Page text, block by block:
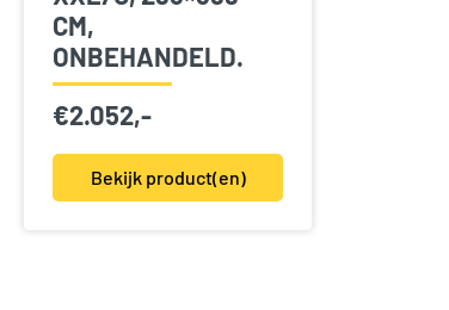
CM,
ONBEHANDELD.
€2.052,-
Bekijk product(en)